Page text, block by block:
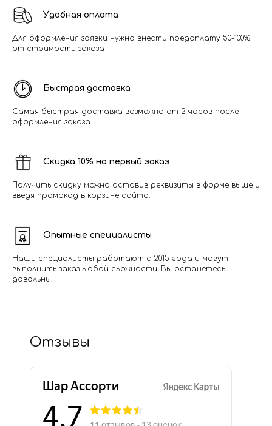
Удобная оплата
Для оформления заявки нужно внести предоплату 50-100%
от стоимости заказа
Быстрая доставка
Самая быстрая доставка возможна от 2 часов после
оформления заказа.
Скидка 10% на первый заказ
Получить скидку можно оставив реквизиты в форме выше и
введя промокод в корзине сайта.
Опытные специалисты
Наши специалисты работают с 2015 года и могут
выполнить заказ любой сложности. Вы останетесь
довольны!
Отзывы